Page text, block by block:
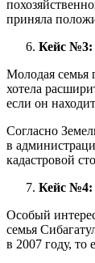
приняла
Кейс №3:
Молодая семья
хотела
если он
Согласно
в
кадастровой
Кейс №4:
Особый
семья
в 2007 году, то